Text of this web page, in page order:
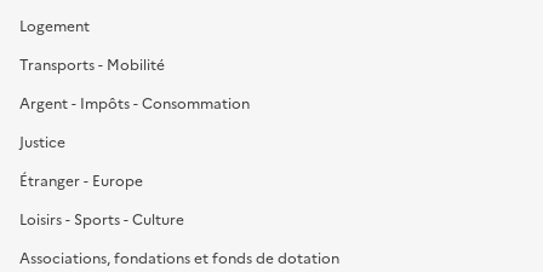
Logement
Transports - Mobilité
Argent - Impôts - Consommation
Justice
Étranger - Europe
Loisirs - Sports - Culture
Associations, fondations et fonds de dotation